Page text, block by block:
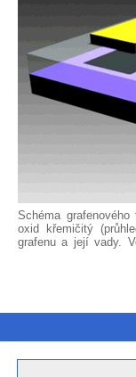
Schéma
oxid křemičitý
grafenu a její vady.